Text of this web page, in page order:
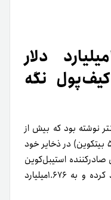
آیا تتر تمام ۱.۶میلیارد دلار
نگه
اول ۲۰۲۳، شرکت تتر نوشته بود که بیش از
۱.۵میلیارد دلار بیتکوین (حدود ۵۳٫۴۹۵ بیتکوین) در ذخایر خود
استیبل‌کوین
USDT، این عدد ۱۷۶میلیون دلار رشد کرده و به ۱.۶۷۶‌میلیارد